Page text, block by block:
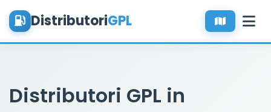
DistributoriGPL
Distributori GPL in